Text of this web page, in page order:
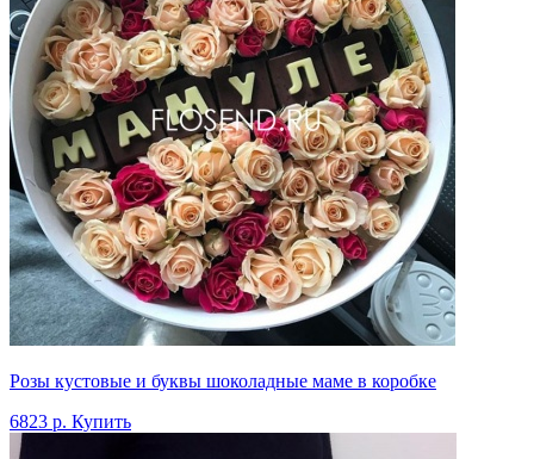
Розы кустовые и буквы шоколадные маме в коробке
6823 р. Купить